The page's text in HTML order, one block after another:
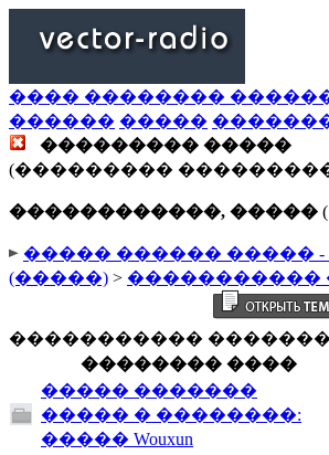
���� ��������
������ �����
��������� �����
(���������
������������, ����� (
����� ������ �����
(�����) > �����������
�����������
�������� ����
����� �������
����� � ��������:
����� Wouxun